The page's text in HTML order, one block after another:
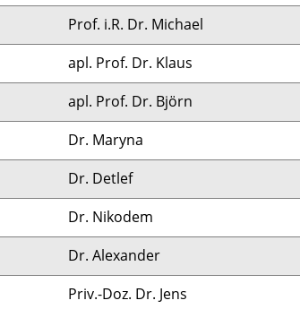
Prof. i.R. Dr. Michael
apl. Prof. Dr. Klaus
apl. Prof. Dr. Björn
Dr. Maryna
Dr. Detlef
Dr. Nikodem
Dr. Alexander
Priv.-Doz. Dr. Jens